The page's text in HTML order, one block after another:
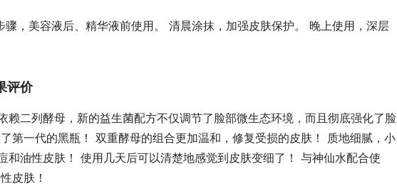
骤，美容液后、精华液前使用。 清晨涂抹，加强皮肤保护。 晚上使用，深层
评价
赖二列酵母，新的益生菌配方不仅调节了脸部微生态环境，而且彻底强化了脸
第一代的黑瓶！ 双重酵母的组合更加温和，修复受损的皮肤！ 质地细腻，小
和油性皮肤！ 使用几天后可以清楚地感觉到皮肤变细了！ 与神仙水配合使
皮肤！